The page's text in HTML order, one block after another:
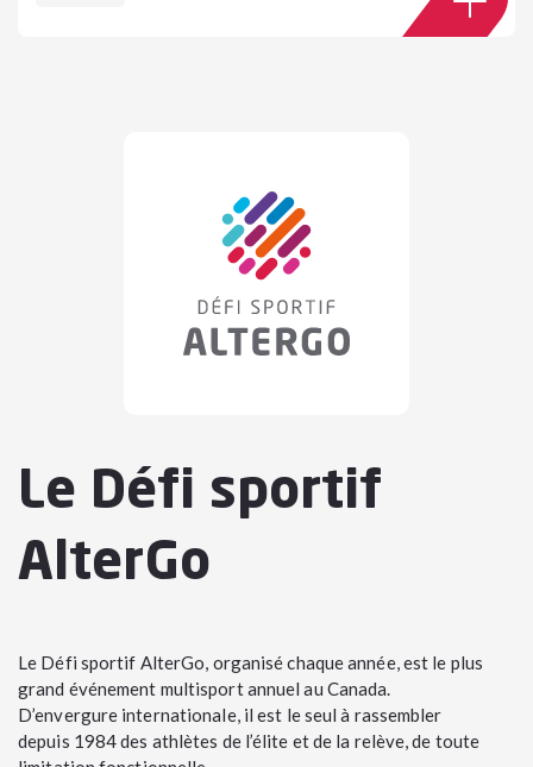
Le Défi sportif
AlterGo
Le Défi sportif AlterGo, organisé chaque année, est le plus
grand événement multisport annuel au Canada.
D’envergure internationale, il est le seul à rassembler
depuis 1984 des athlètes de l’élite et de la relève, de toute